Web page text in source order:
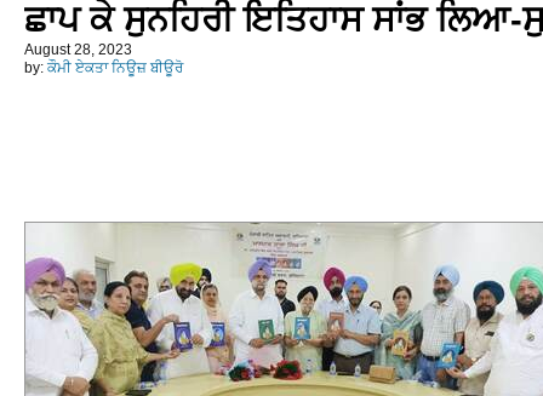
ਛਾਪ ਕੇ ਸੁਨਹਿਰੀ ਇਤਿਹਾਸ ਸਾਂਭ ਲਿਆ-
August 28, 2023
by: ਕੌਮੀ ਏਕਤਾ ਨਿਊਜ਼ ਬੀਊਰੋ